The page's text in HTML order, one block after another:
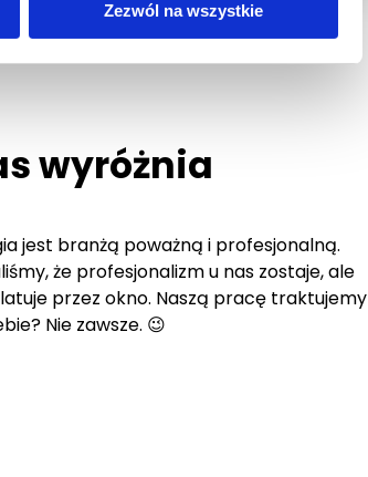
Zezwól na wszystkie
wyróżnia
jest branżą poważną i profesjonalną.
że profesjonalizm u nas zostaje, ale
przez okno. Naszą pracę traktujemy
Nie zawsze. 😉